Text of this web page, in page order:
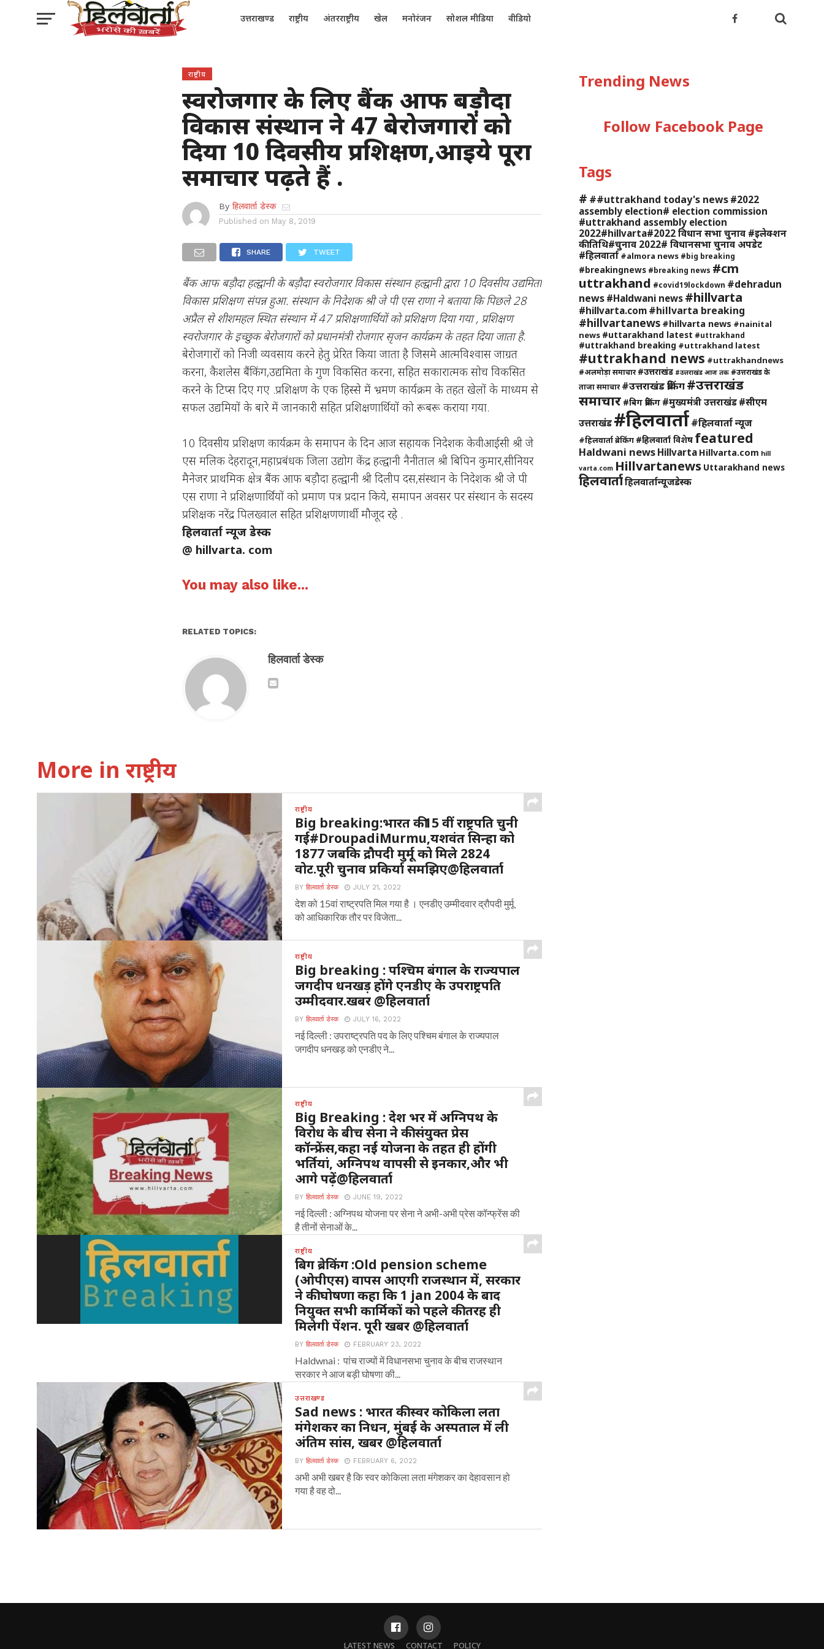
उत्तराखण्ड राष्ट्रीय अंतरराष्ट्रीय खेल मनोरंजन सोशल मीडिया वीडियो
राष्ट्रीय
स्वरोजगार के लिए बैंक आफ बड़ौदा
विकास संस्थान ने 47 बेरोजगारों को
दिया 10 दिवसीय प्रशिक्षण,आइये पूरा
समाचार पढ़ते हैं .
By हिलवार्ता डेस्क
Published on May 8, 2019
SHARE TWEET
बैंक आफ बड़ौदा हल्द्वानी के बड़ौदा स्वरोजगार विकास संस्थान हल्द्वानी द्वारा 10 दिवसीय उद्यमिता
विकास प्रशिक्षण संपन्न हुआ. संस्थान के निदेशक श्री जे पी एस राणा ने बताया कि पिछले 28
अप्रैल से शीशमहल स्थित संस्थान में 47 प्रशिक्षणार्थियों को प्रशिक्षण दिया गया , प्रशिक्षण
स्वरोजगार के इच्छुक बेरोजगारों को प्रधानमंत्री रोजगार सृजन कार्यक्रम के तहत दिया जाता है.
बेरोजगारों को निजी व्यवसाय करने हेतु प्रेरित किया जाता है जिसमे आत्मविश्वास जाग्रत
करना, कैशलेस बैंकिंग,उद्यमिता के गुण विकसित करना, सहित सकारात्मक सोच विकसित
करने के टिप्स दिए गए .प्रशिक्षण के एक हिस्से में भ्रमण कार्यक्रम के तहत खेलों के माध्यम से
सफल उद्यमियों के बारे में जानकारी सहित प्रशिक्षणार्थियों को रूबरू कराया गया.
10 दिवसीय प्रशिक्षण कार्यक्रम के समापन के दिन आज सहायक निदेशक केवीआईसी श्री जे
एस मलिक देहरादून,महाप्रबंधक जिला उद्योग केंद्र हल्द्वानी नैनीताल श्री बिपिन कुमार,सीनियर
मैनेजर प्राथमिक क्षेत्र बैंक आफ बड़ौदा हल्द्वानी श्री दिलीप दस,संस्थान के निदेशक श्री जे पी
एस राणा ने प्रशिक्षणार्थियों को प्रमाण पत्र प्रदान किये, समापन अवसर पर संस्थान के सदस्य
प्रशिक्षक नरेंद्र पिलख्वाल सहित प्रशिक्षणणार्थी मौजूद रहे .
हिलवार्ता न्यूज डेस्क
@ hillvarta. com
You may also like...
RELATED TOPICS:
हिलवार्ता डेस्क
More in राष्ट्रीय
राष्ट्रीय
Big breaking:भारत की15 वीं राष्ट्रपति चुनी
गई#DroupadiMurmu,यशवंत सिन्हा को
1877 जबकि द्रौपदी मुर्मू को मिले 2824
वोट.पूरी चुनाव प्रकिर्या समझिए@हिलवार्ता
BYहिलवार्ता डेस्क JULY 21, 2022
देश को 15वां राष्ट्रपति मिल गया है । एनडीए उम्मीदवार द्रौपदी मुर्मू
को आधिकारिक तौर पर विजेता...
राष्ट्रीय
Big breaking : पश्चिम बंगाल के राज्यपाल
जगदीप धनखड़ होंगे एनडीए के उपराष्ट्रपति
उम्मीदवार.खबर @हिलवार्ता
BYहिलवार्ता डेस्क JULY 16, 2022
नई दिल्ली : उपराष्ट्रपति पद के लिए पश्चिम बंगाल के राज्यपाल
जगदीप धनखड़ को एनडीए ने...
राष्ट्रीय
Big Breaking : देश भर में अग्निपथ के
विरोध के बीच सेना ने की संयुक्त प्रेस
कॉन्फ्रेंस,कहा नई योजना के तहत ही होंगी
भर्तियां, अग्निपथ वापसी से इनकार,और भी
आगे पढ़ें@हिलवार्ता
BYहिलवार्ता डेस्क JUNE 19, 2022
नई दिल्ली : अग्निपथ योजना पर सेना ने अभी-अभी प्रेस कॉन्फ्रेंस की
है तीनों सेनाओं के...
राष्ट्रीय
बिग ब्रेकिंग :Old pension scheme
(ओपीएस) वापस आएगी राजस्थान में, सरकार
ने की घोषणा कहा कि 1 jan 2004 के बाद
नियुक्त सभी कार्मिकों को पहले की तरह ही
मिलेगी पेंशन. पूरी खबर @हिलवार्ता
BYहिलवार्ता डेस्क FEBRUARY 23, 2022
Haldwnai : पांच राज्यों में विधानसभा चुनाव के बीच राजस्थान
सरकार ने आज बड़ी घोषणा की...
उत्तराखण्ड
Sad news : भारत की स्वर कोकिला लता
मंगेशकर का निधन, मुंबई के अस्पताल में ली
अंतिम सांस, खबर @हिलवार्ता
BYहिलवार्ता डेस्क FEBRUARY 6, 2022
अभी अभी खबर है कि स्वर कोकिला लता मंगेशकर का देहावसान हो
गया है वह दो...
Trending News
Follow Facebook Page
Tags
# ##uttrakhand today's news #2022
assembly election# election commission
#uttrakhand assembly election
2022#hillvarta#2022 विधान सभा चुनाव #इलेक्शन
की तिथि#चुनाव 2022# विधानसभा चुनाव अपडेट
#हिलवार्ता #almora news #big breaking
#breakingnews #breaking news #cm
uttrakhand #covid19lockdown #dehradun
news #Haldwani news #hillvarta
#hillvarta.com #hillvarta breaking
#hillvartanews #hillvarta news #nainital
news #uttarakhand latest #uttrakhand
#uttrakhand breaking #uttrakhand latest
#uttrakhand news #uttrakhandnews
#अलमोड़ा समाचार #उत्तराखंड #उत्तराखंड आज तक #उत्तराखंड के
ताजा समाचार #उत्तराखंड ब्रेकिंग#उत्तराखंड
समाचार #बिग ब्रेकिंग #मुख्यमंत्री उत्तराखंड #सीएम
उत्तराखंड #हिलवार्ता#हिलवार्ता न्यूज
#हिलवार्ता ब्रेकिंग #हिलवार्ता विशेष featured
Haldwani news Hillvarta Hillvarta.com hill
varta.com Hillvartanews Uttarakhand news
हिलवार्ताहिलवार्तान्यूजडेस्क
LATEST NEWS CONTACT POLICY